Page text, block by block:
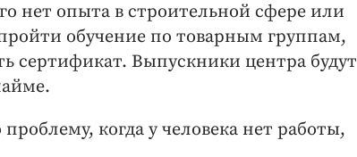
нет опыта в строительной сфере или
обучение по товарным группам,
сертификат. Выпускники центра будут
когда у человека нет работы,